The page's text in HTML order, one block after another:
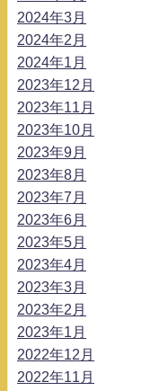
2024年3月
2024年2月
2024年1月
2023年12月
2023年11月
2023年10月
2023年9月
2023年8月
2023年7月
2023年6月
2023年5月
2023年4月
2023年3月
2023年2月
2023年1月
2022年12月
2022年11月